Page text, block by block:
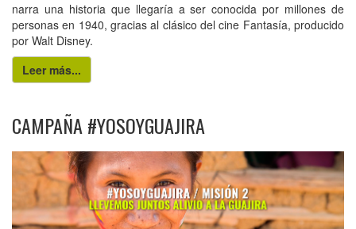
narra una historia que llegaría a ser conocida por millones de
personas en 1940, gracias al clásico del cine Fantasía, producido
por Walt Disney.
Leer más...
CAMPAÑA #YOSOYGUAJIRA